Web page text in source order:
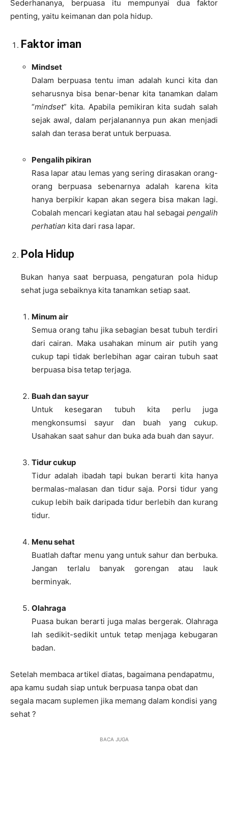
Sederhananya, berpuasa itu mempunyai dua faktor
penting, yaitu keimanan dan pola hidup.
Faktor iman
Mindset
Dalam berpuasa tentu iman adalah kunci kita dan
seharusnya bisa benar-benar kita tanamkan dalam
“mindset” kita. Apabila pemikiran kita sudah salah
sejak awal, dalam perjalanannya pun akan menjadi
salah dan terasa berat untuk berpuasa.
Pengalih pikiran
Rasa lapar atau lemas yang sering dirasakan orang-
orang berpuasa sebenarnya adalah karena kita
hanya berpikir kapan akan segera bisa makan lagi.
Cobalah mencari kegiatan atau hal sebagai pengalih
perhatian kita dari rasa lapar.
Pola Hidup
Bukan hanya saat berpuasa, pengaturan pola hidup
sehat juga sebaiknya kita tanamkan setiap saat.
Minum air
Semua orang tahu jika sebagian besat tubuh terdiri
dari cairan. Maka usahakan minum air putih yang
cukup tapi tidak berlebihan agar cairan tubuh saat
berpuasa bisa tetap terjaga.
Buah dan sayur
Untuk kesegaran tubuh kita perlu juga
mengkonsumsi sayur dan buah yang cukup.
Usahakan saat sahur dan buka ada buah dan sayur.
Tidur cukup
Tidur adalah ibadah tapi bukan berarti kita hanya
bermalas-malasan dan tidur saja. Porsi tidur yang
cukup lebih baik daripada tidur berlebih dan kurang
tidur.
Menu sehat
Buatlah daftar menu yang untuk sahur dan berbuka.
Jangan terlalu banyak gorengan atau lauk
berminyak.
Olahraga
Puasa bukan berarti juga malas bergerak. Olahraga
lah sedikit-sedikit untuk tetap menjaga kebugaran
badan.
Setelah membaca artikel diatas, bagaimana pendapatmu,
apa kamu sudah siap untuk berpuasa tanpa obat dan
segala macam suplemen jika memang dalam kondisi yang
sehat ?
BACA JUGA